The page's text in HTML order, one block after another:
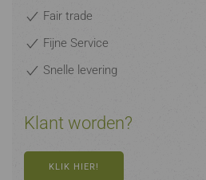
Fair trade
Fijne Service
Snelle levering
Klant worden?
KLIK HIER!